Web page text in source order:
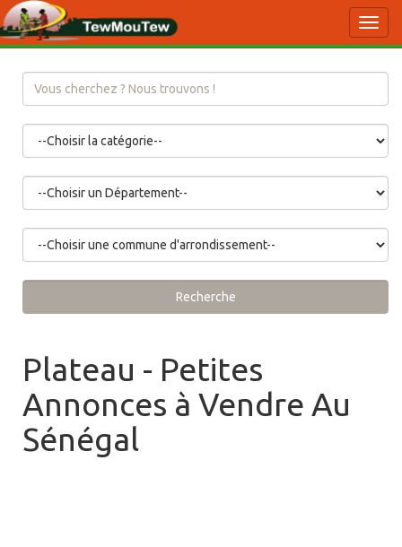
Recherche
Plateau - Petites
Annonces à Vendre Au
Sénégal